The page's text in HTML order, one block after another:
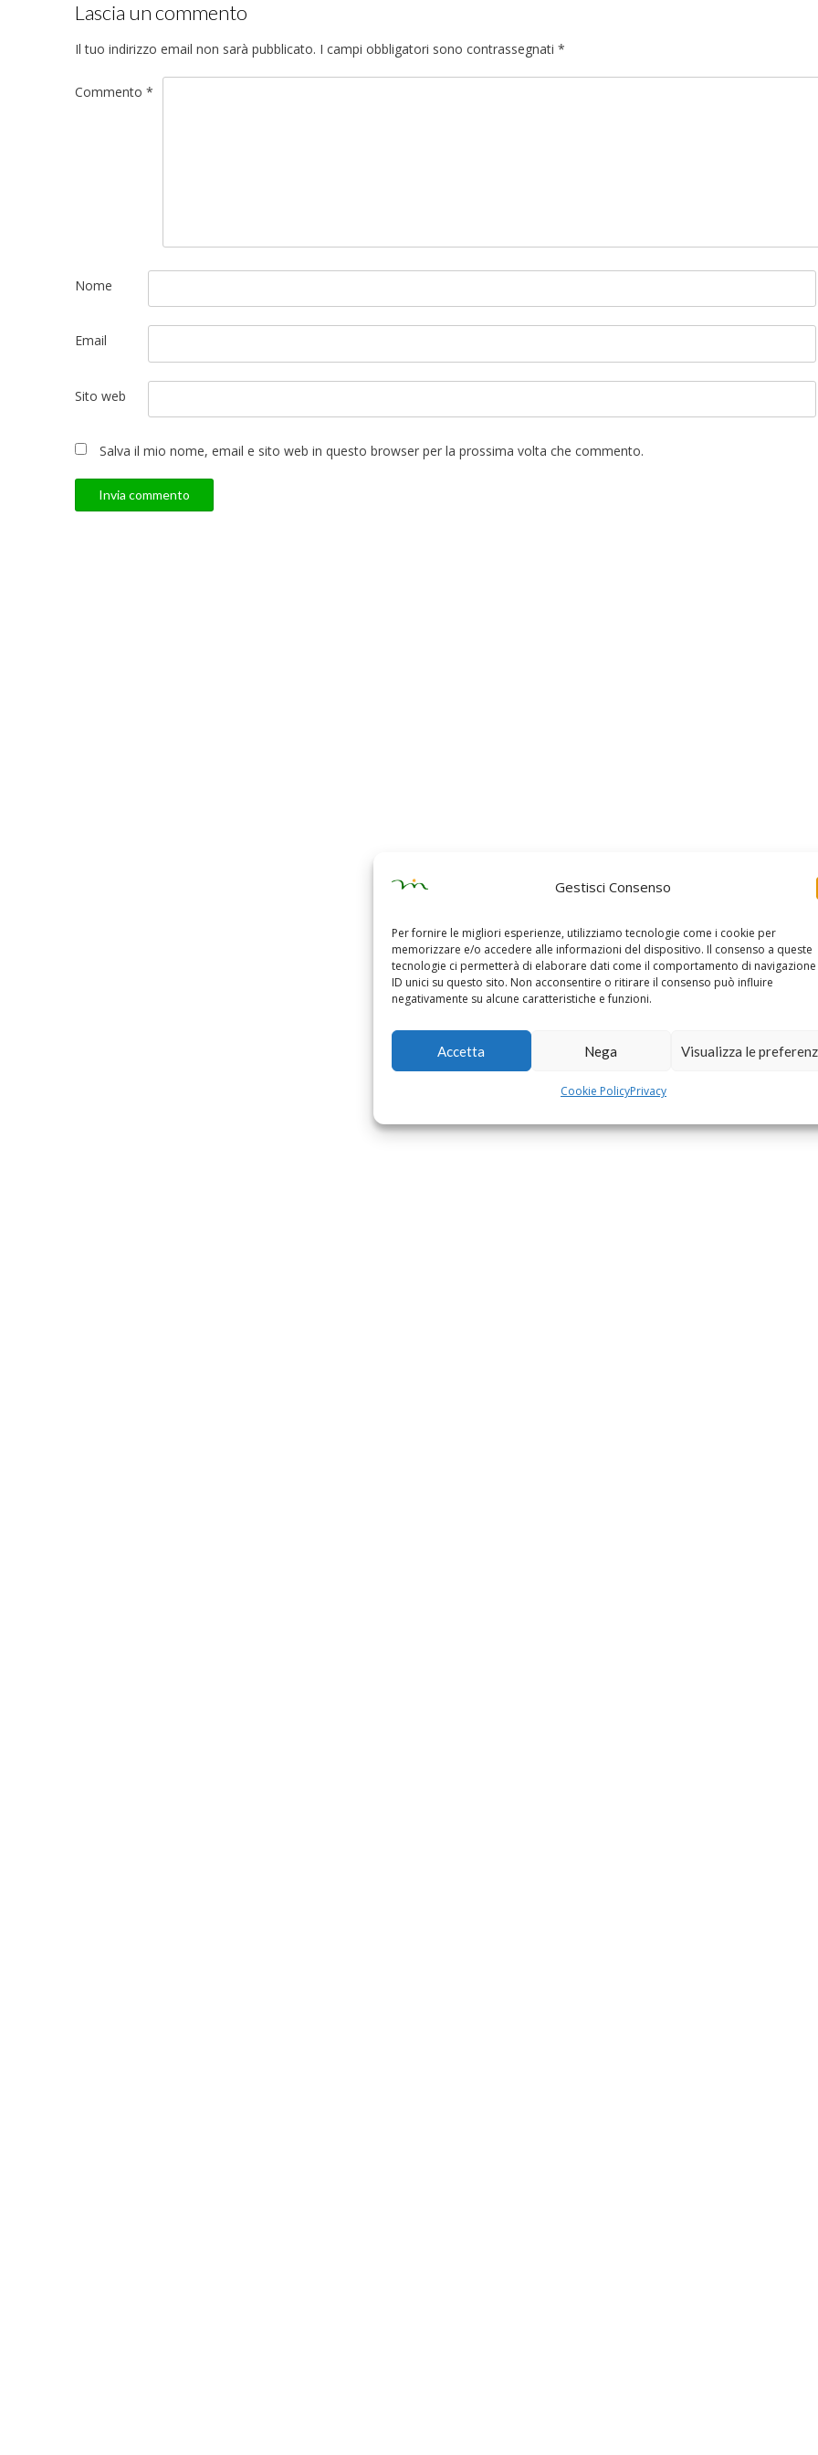
Gestisci Consenso
Per fornire le migliori esperienze, utilizziamo tecnologie come i cookie per
memorizzare e/o accedere alle informazioni del dispositivo. Il consenso a queste
tecnologie ci permetterà di elaborare dati come il comportamento di
ID unici su questo sito. Non acconsentire o ritirare il consenso può influire
negativamente su alcune caratteristiche e funzioni.
Accetta Nega Visualizza le
Cookie PolicyPrivacy
Lascia un commento
Il tuo indirizzo email non sarà pubblicato. I campi obbligatori sono contrassegnati *
Commento *
Nome
Email
Sito web
Salva il mio nome, email e sito web in questo browser per la prossima volta che commento.